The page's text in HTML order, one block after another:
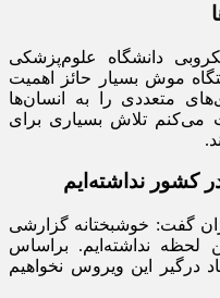
دانشگاه علوم‌پزشکی
موش بسیار حائز اهمیت
متعددی را به انسان‌ها
می‌کنم تلاش بسیاری برای
کشور نداشته‌ایم
گفت: خوشبختانه گزارشی
لحظه نداشته‌ایم. براساس
درگیر این ویروس نخواهیم